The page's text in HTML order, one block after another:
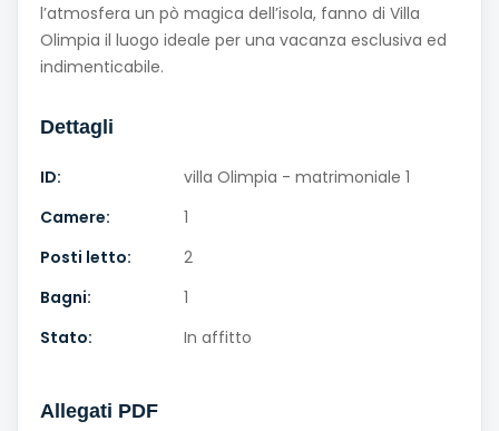
l’atmosfera un pò magica dell’isola, fanno di Villa
Olimpia il luogo ideale per una vacanza esclusiva ed
indimenticabile.
Dettagli
ID:
villa Olimpia - matrimoniale 1
Camere:
1
Posti letto:
2
Bagni:
1
Stato:
In affitto
Allegati PDF